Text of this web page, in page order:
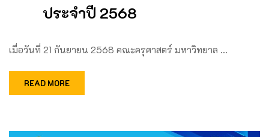
ประจำปี 2568
เมื่อวันที่ 21 กันยายน 2568 คณะครุศาสตร์ มหาวิทยาล …
READ MORE